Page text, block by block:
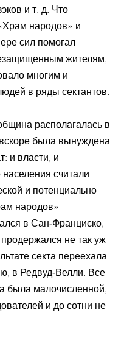
и т. д. Что
народов» и
сил помогал
жителям,
многим и
в ряды сектантов.
располагалась в
была вынуждена
и власти, и
считали
и потенциально
народов»
в Сан-Франциско,
не так уж
секта переехала
в Редвуд-Велли. Все
была малочисленной,
и до сотни не